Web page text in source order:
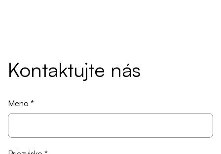
Kontaktujte nás
Meno *